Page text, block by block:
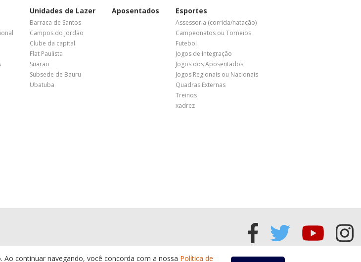
Unidades de Lazer
Barraca de Santos
Campos do Jordão
Clube da capital
Flat Paulista
Suarão
Subsede de Bauru
Ubatuba
Aposentados Esportes
Assessoria (corrida/natação)
Campeonatos ou Torneios
Futebol
Jogos de Integração
Jogos dos Aposentados
Jogos Regionais ou Nacionais
Quadras Externas
Treinos
xadrez
Acessar
Acessar
Ao continuar navegando, você concorda com a nossa Política de